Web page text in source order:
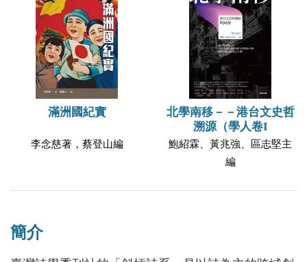
滿洲國紀實
李念慈著，蔡登山編
北學南移－－港台文史哲
溯源（學人卷I
鮑紹霖、黃兆強、區志堅主
編
簡介